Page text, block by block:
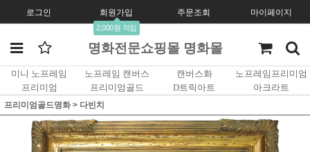
로그인 회원가입
2,000원 적립
주문조회 마이페이지
명화전문쇼핑몰 명화몰
미니 노프레임 노프레임 캔버스 캔버스화
노프레임프리미엄
프리미엄
프리미엄골드 D트릭아트 아크라트
프리미엄골드명화> 다빈치